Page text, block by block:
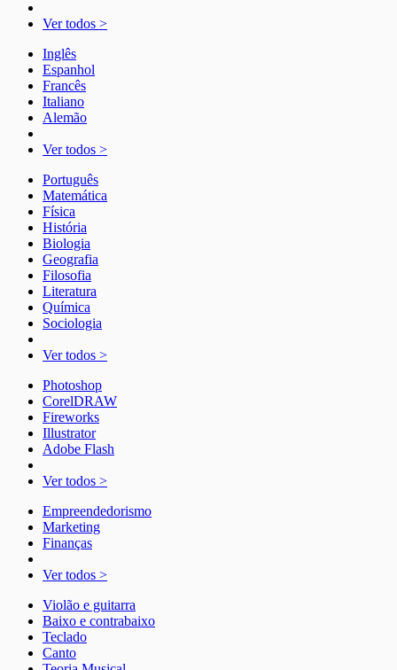
Ver todos >
Inglês
Espanhol
Francês
Italiano
Alemão
Ver todos >
Português
Matemática
Física
História
Biologia
Geografia
Filosofia
Literatura
Química
Sociologia
Ver todos >
Photoshop
CorelDRAW
Fireworks
Illustrator
Adobe Flash
Ver todos >
Empreendedorismo
Marketing
Finanças
Ver todos >
Violão e guitarra
Baixo e contrabaixo
Teclado
Canto